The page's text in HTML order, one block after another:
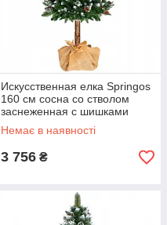
Искусственная елка Springos
160 см сосна со стволом
заснеженная с шишками
CT0048 alli ОРИГИНАЛ
Немає в наявності
3 756 ₴